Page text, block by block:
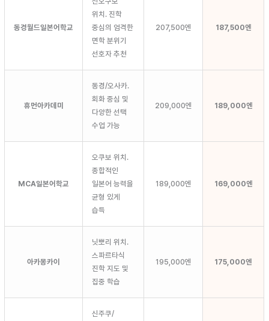
동경월드일본어학교
위치. 진학
중심의 엄격한
면학 분위기
선호자 추천
207,500엔 187,500엔
휴먼아카데미
동경/오사카.
회화 중심 및
다양한 선택
수업 가능
209,000엔 189,000엔
MCA일본어학교
오쿠보 위치.
종합적인
일본어 능력을
균형 있게
습득
189,000엔 169,000엔
아카몽카이
닛뽀리 위치.
스파르타식
진학 지도 및
집중 학습
195,000엔 175,000엔
신주쿠/